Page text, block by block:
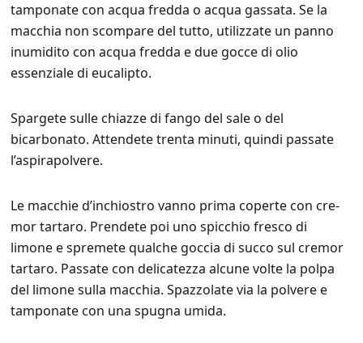
tamponate con acqua fredda o acqua gassata. Se la
macchia non scompare del tutto, utilizzate un panno
inumidito con acqua fredda e due gocce di olio
essenziale di eucalipto.
Spargete sulle chiazze di fango del sale o del
bicarbonato. Attendete trenta minuti, quindi passate
l’aspirapolvere.
Le macchie d’inchiostro vanno prima coperte con cre-
mor tartaro. Prendete poi uno spicchio fresco di
limone e spremete qualche goccia di succo sul cremor
tartaro. Passate con delicatezza alcune volte la polpa
del limone sulla macchia. Spazzolate via la polvere e
tamponate con una spugna umida.